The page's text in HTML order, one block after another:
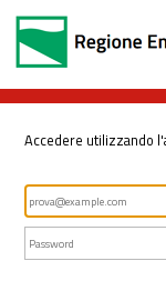
Accedere utilizzando